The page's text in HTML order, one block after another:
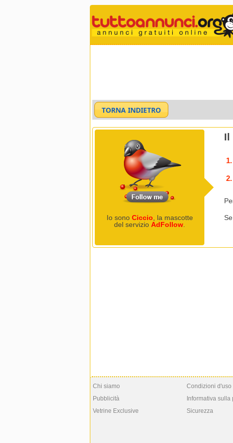
Io sono Ciccio , la mascotte
del servizio AdFollow
Il
Chi siamo
Pubblicità
Vetrine Exclusive
Condizioni d'uso
Informativa sulla
Sicurezza